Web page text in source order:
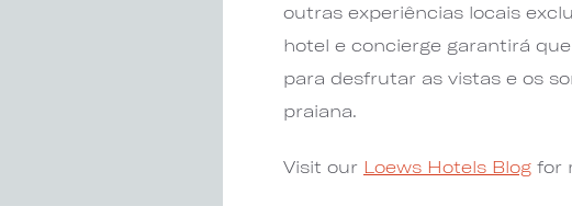
outras experiências locais
hotel e concierge garantirá
para desfrutar as vistas e os
praiana.
Visit our Loews Hotels Blog for